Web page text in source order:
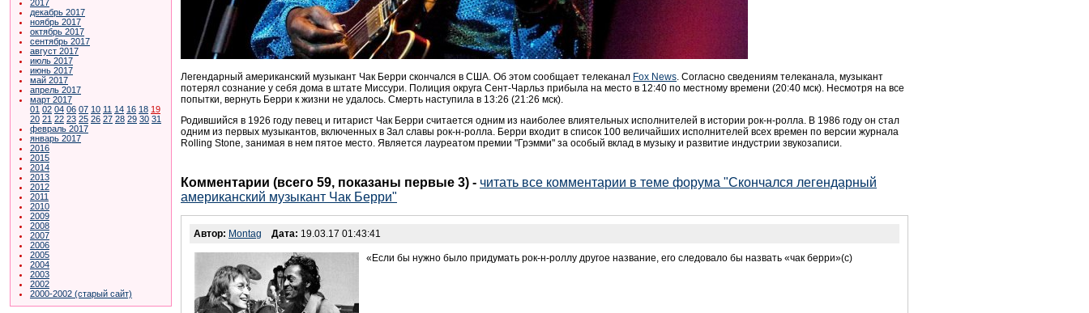
2017
декабрь 2017
ноябрь 2017
октябрь 2017
сентябрь 2017
август 2017
июль 2017
июнь 2017
май 2017
апрель 2017
март 2017
01 02 04 06 07 10 11 14 16 18 19
20 21 22 23 25 26 27 28 29 30 31
февраль 2017
январь 2017
2016
2015
2014
2013
2012
2011
2010
2009
2008
2007
2006
2005
2004
2003
2002
2000-2002 (старый сайт)
Легендарный американский музыкант Чак Берри скончался в США. Об этом сообщает телеканал Fox News . Согласно сведениям телеканала, музыкант
потерял сознание у себя дома в штате Миссури. Полиция округа Сент-Чарльз прибыла на место в 12:40 по местному времени (20:40 мск). Несмотря на все
попытки, вернуть Берри к жизни не удалось. Смерть наступила в 13:26 (21:26 мск).
Родившийся в 1926 году певец и гитарист Чак Берри считается одним из наиболее влиятельных исполнителей в истории рок-н-ролла. В 1986 году он стал
одним из первых музыкантов, включенных в Зал славы рок-н-ролла. Берри входит в список 100 величайших исполнителей всех времен по версии журнала
Rolling Stone, занимая в нем пятое место. Является лауреатом премии "Грэмми" за особый вклад в музыку и развитие индустрии звукозаписи.
Комментарии (всего 59, показаны первые 3) - читать все комментарии в теме форума "Cкончался легендарный
американский музыкант Чак Берри"
Автор: Montag Дата: 19.03.17 01:43:41
«Если бы нужно было придумать рок-н-роллу другое название, его следовало бы назвать «чак берpи»(c)